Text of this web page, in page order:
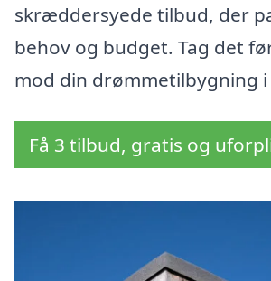
skræddersyede tilbud, der
behov og budget. Tag det
mod din drømmetilbygning i
Få 3 tilbud, gratis og